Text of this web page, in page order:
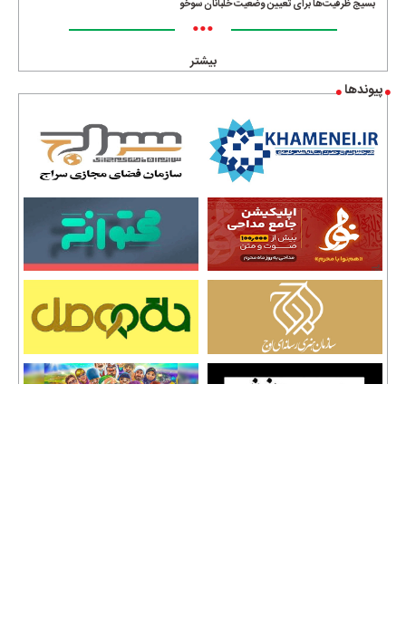
بسیج ظرفیت‌ها برای تعیین وضعیت خلبانان سوخو
•••
بیشتر
پیوندها